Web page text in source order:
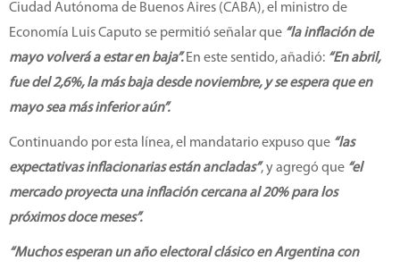
Ciudad Autónoma de Buenos Aires (CABA), el ministro de
Economía Luis Caputo se permitió señalar que “la inflación de
mayo volverá a estar en baja”.En este sentido, añadió: “En abril,
fue del 2,6%, la más baja desde noviembre, y se espera que en
mayo sea más inferior aún”.
Continuando por esta línea, el mandatario expuso que “las
expectativas inflacionarias están ancladas”, y agregó que “el
mercado proyecta una inflación cercana al 20% para los
próximos doce meses”.
“Muchos esperan un año electoral clásico en Argentina con